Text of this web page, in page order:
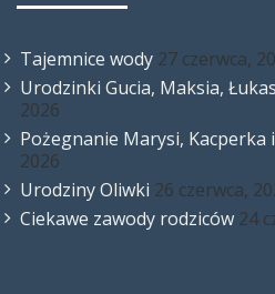
Tajemnice wody 27 czerwca,
Urodzinki Gucia, Maksia,
2026
Pożegnanie Marysi, Kacperka
2026
Urodziny Oliwki 26 czerwca,
Ciekawe zawody rodziców 24